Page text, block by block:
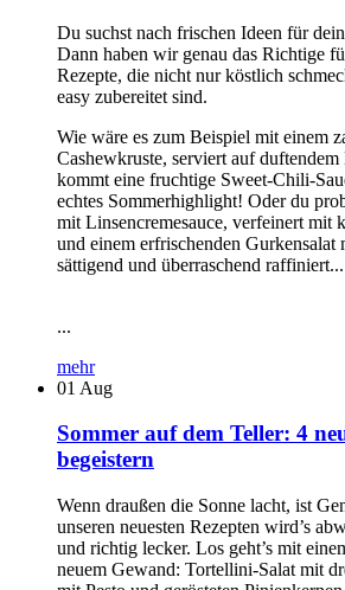
Du suchst nach frischen Ideen für
Dann haben wir genau das Richtige
Rezepte, die nicht nur köstlich
easy zubereitet sind.
Wie wäre es zum Beispiel mit einem
Cashewkruste, serviert auf
kommt eine fruchtige Sweet-Chili-
echtes Sommerhighlight! Oder du
mit Linsencremesauce, verfeinert mit
und einem erfrischenden
sättigend und überraschend raffiniert...
...
mehr
01 Aug
Sommer auf dem Teller: 4
begeistern
Wenn draußen die Sonne lacht, ist
unseren neuesten Rezepten wird’s
und richtig lecker. Los geht’s mit
neuem Gewand: Tortellini-Salat mit